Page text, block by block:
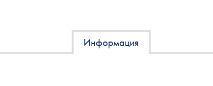
Информация